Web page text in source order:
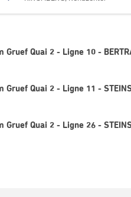
Gruef Quai 2 - Ligne 10 -
Gruef Quai 2 - Ligne 11 -
Gruef Quai 2 - Ligne 26 -